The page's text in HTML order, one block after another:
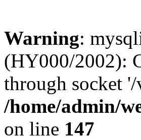
Warning:
(HY000/2002):
through socket
/home/admin/
on line 147